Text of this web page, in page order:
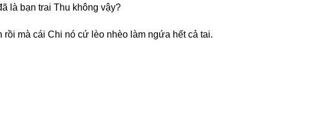
là bạn trai Thu không vậy?
mà cái Chi nó cứ lèo nhèo làm ngứa hết cả tai.